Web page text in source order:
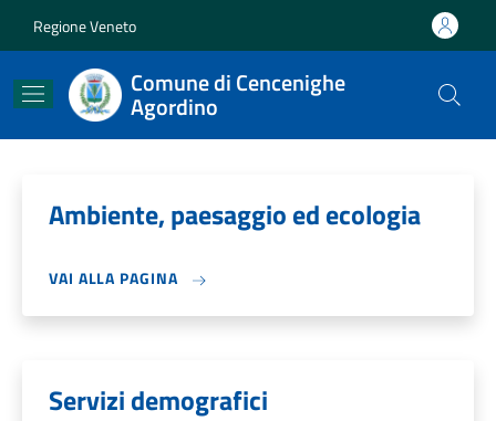
Regione Veneto
Comune di Cencenighe
Agordino
Ambiente, paesaggio ed ecologia
VAI ALLA PAGINA
Servizi demografici